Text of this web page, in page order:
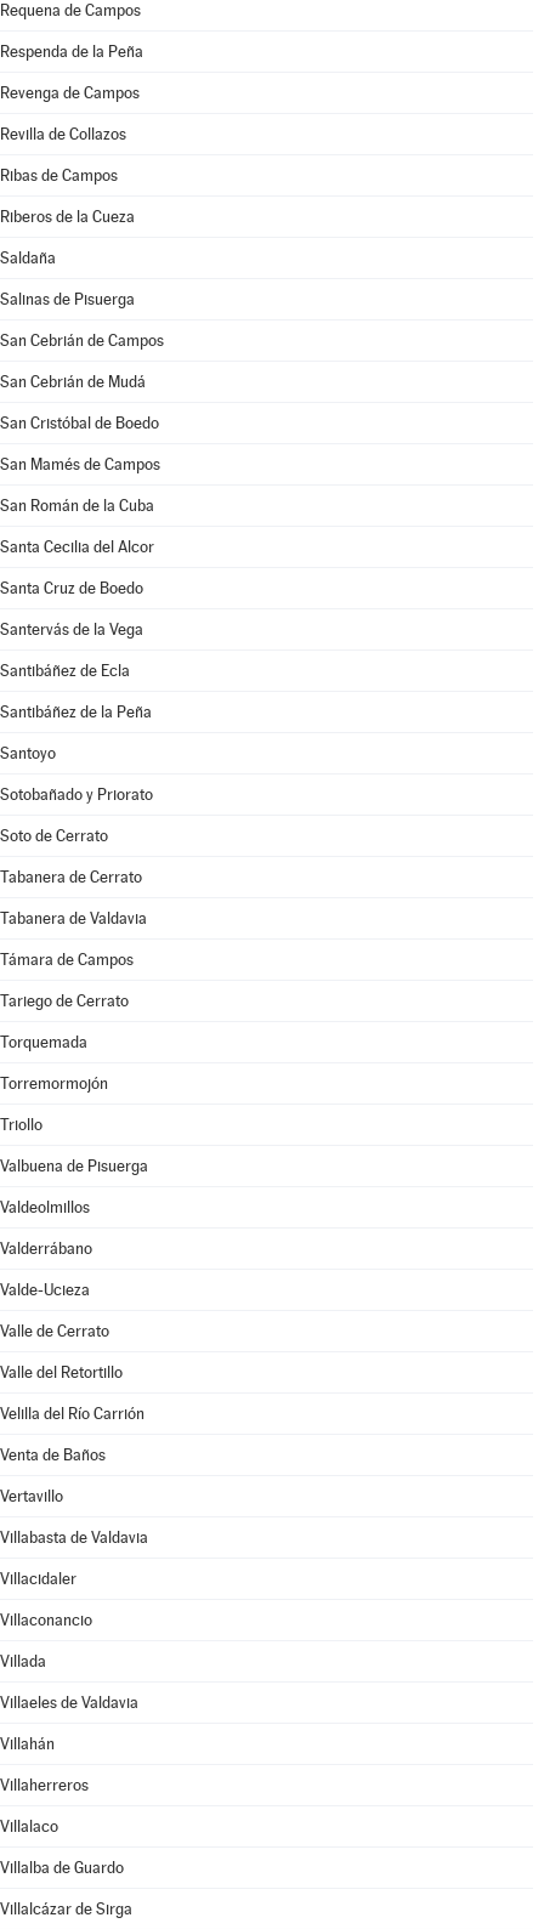
Requena de Campos
Respenda de la Peña
Revenga de Campos
Revilla de Collazos
Ribas de Campos
Riberos de la Cueza
Saldaña
Salinas de Pisuerga
San Cebrián de Campos
San Cebrián de Mudá
San Cristóbal de Boedo
San Mamés de Campos
San Román de la Cuba
Santa Cecilia del Alcor
Santa Cruz de Boedo
Santervás de la Vega
Santibáñez de Ecla
Santibáñez de la Peña
Santoyo
Sotobañado y Priorato
Soto de Cerrato
Tabanera de Cerrato
Tabanera de Valdavia
Támara de Campos
Tariego de Cerrato
Torquemada
Torremormojón
Triollo
Valbuena de Pisuerga
Valdeolmillos
Valderrábano
Valde-Ucieza
Valle de Cerrato
Valle del Retortillo
Velilla del Río Carrión
Venta de Baños
Vertavillo
Villabasta de Valdavia
Villacidaler
Villaconancio
Villada
Villaeles de Valdavia
Villahán
Villaherreros
Villalaco
Villalba de Guardo
Villalcázar de Sirga